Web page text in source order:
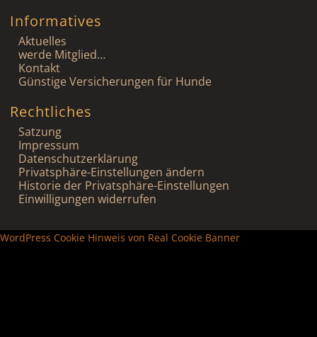
Informatives
Aktuelles
werde Mitglied…
Kontakt
Günstige Versicherungen für Hunde
Rechtliches
Satzung
Impressum
Datenschutzerklärung
Privatsphäre-Einstellungen ändern
Historie der Privatsphäre-Einstellungen
Einwilligungen widerrufen
WordPress Cookie Hinweis von Real Cookie Banner